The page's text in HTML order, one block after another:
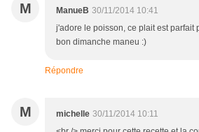
M ManueB 30/11/2014 10:41
j'adore le poisson, ce plait est parfait
bon dimanche maneu :)
Répondre
M michelle 30/11/2014 10:11